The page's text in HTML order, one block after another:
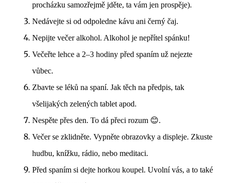
procházku samozřejmě jděte, ta vám jen prospěje).
Nedávejte si od odpoledne kávu ani černý čaj.
Nepijte večer alkohol. Alkohol je nepřítel spánku!
Večeřte lehce a 2–3 hodiny před spaním už nejezte
vůbec.
Zbavte se léků na spaní. Jak těch na předpis, tak
všelijakých zelených tablet apod.
Nespěte přes den. To dá přeci rozum 😊.
Večer se zklidněte. Vypněte obrazovky a displeje. Zkuste
hudbu, knížku, rádio, nebo meditaci.
Před spaním si dejte horkou koupel. Uvolní vás, a to také